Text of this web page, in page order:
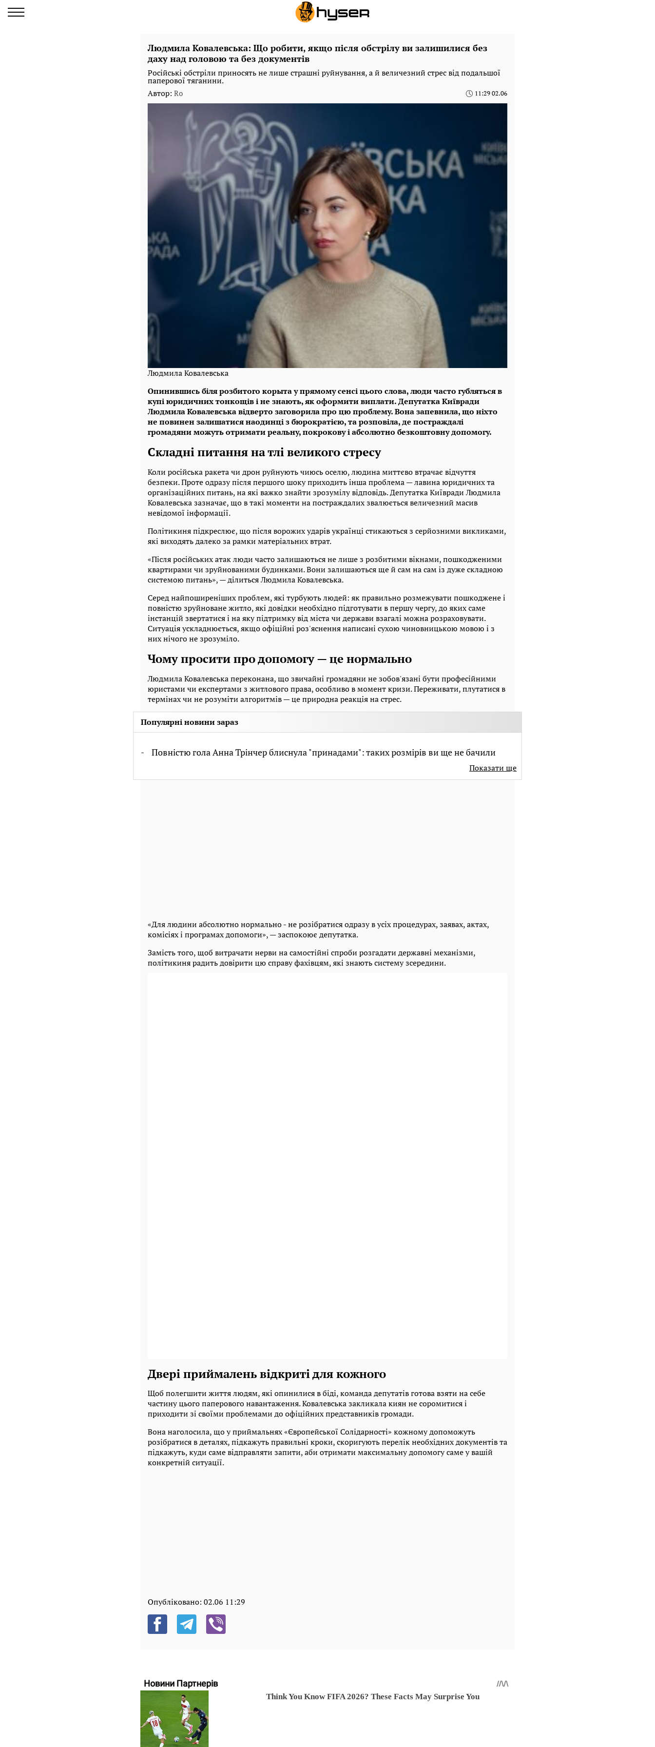
Людмила Ковалевська: Що робити, якщо після обстрілу ви залишилися без
даху над головою та без документів
Російські обстріли приносять не лише страшні руйнування, а й величезний стрес від подальшої
паперової тяганини.
Автор: Ro 11:29 02.06
Людмила Ковалевська
Опинившись біля розбитого корыта у прямому сенсі цього слова, люди часто губляться в
купі юридичних тонкощів і не знають, як оформити виплати. Депутатка Київради
Людмила Ковалевська відверто заговорила про цю проблему. Вона запевнила, що ніхто
не повинен залишатися наодинці з бюрократією, та розповіла, де постраждалі
громадяни можуть отримати реальну, покрокову і абсолютно безкоштовну допомогу.
Складні питання на тлі великого стресу
Коли російська ракета чи дрон руйнують чиюсь оселю, людина миттєво втрачає відчуття
безпеки. Проте одразу після першого шоку приходить інша проблема — лавина юридичних та
організаційних питань, на які важко знайти зрозумілу відповідь. Депутатка Київради Людмила
Ковалевська зазначає, що в такі моменти на постраждалих звалюється величезний масив
невідомої інформації.
Політикиня підкреслює, що після ворожих ударів українці стикаються з серйозними викликами,
які виходять далеко за рамки матеріальних втрат.
«Після російських атак люди часто залишаються не лише з розбитими вікнами, пошкодженими
квартирами чи зруйнованими будинками. Вони залишаються ще й сам на сам із дуже складною
системою питань», — ділиться Людмила Ковалевська.
Серед найпоширеніших проблем, які турбують людей: як правильно розмежувати пошкоджене і
повністю зруйноване житло, які довідки необхідно підготувати в першу чергу, до яких саме
інстанцій звертатися і на яку підтримку від міста чи держави взагалі можна розраховувати.
Ситуація ускладнюється, якщо офіційні роз'яснення написані сухою чиновницькою мовою і з
них нічого не зрозуміло.
Чому просити про допомогу — це нормально
Людмила Ковалевська переконана, що звичайні громадяни не зобов'язані бути професійними
юристами чи експертами з житлового права, особливо в момент кризи. Переживати, плутатися в
термінах чи не розуміти алгоритмів — це природна реакція на стрес.
Популярні новини зараз
Повністю гола Анна Трінчер блиснула "принадами": таких розмірів ви ще не бачили
Показати ще
«Для людини абсолютно нормально - не розібратися одразу в усіх процедурах, заявах, актах,
комісіях і програмах допомоги», — заспокоює депутатка.
Замість того, щоб витрачати нерви на самостійні спроби розгадати державні механізми,
політикиня радить довірити цю справу фахівцям, які знають систему зсередини.
Двері приймалень відкриті для кожного
Щоб полегшити життя людям, які опинилися в біді, команда депутатів готова взяти на себе
частину цього паперового навантаження. Ковалевська закликала киян не соромитися і
приходити зі своїми проблемами до офіційних представників громади.
Вона наголосила, що у приймальнях «Європейської Солідарності» кожному допоможуть
розібратися в деталях, підкажуть правильні кроки, скоригують перелік необхідних документів та
підкажуть, куди саме відправляти запити, аби отримати максимальну допомогу саме у вашій
конкретній ситуації.
Опубліковано: 02.06 11:29